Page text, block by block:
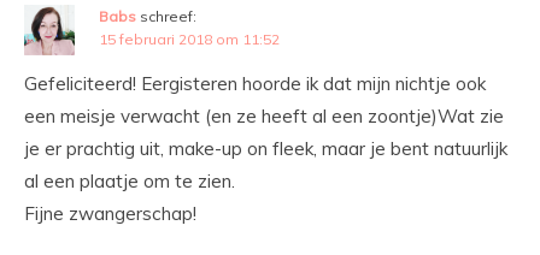
Babs schreef:
15 februari 2018 om 11:52
Gefeliciteerd! Eergisteren hoorde ik dat mijn nichtje ook
een meisje verwacht (en ze heeft al een zoontje)Wat zie
je er prachtig uit, make-up on fleek, maar je bent natuurlijk
al een plaatje om te zien.
Fijne zwangerschap!